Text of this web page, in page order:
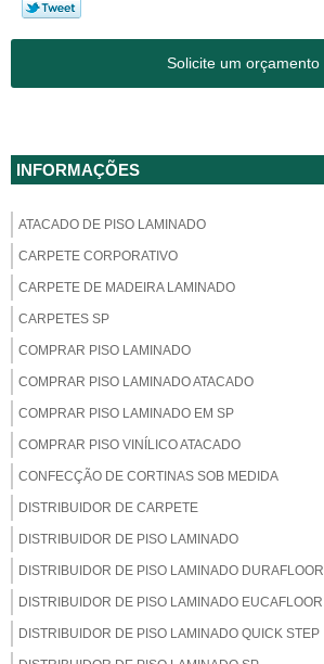
Solicite um orçamento
INFORMAÇÕES
ATACADO DE PISO LAMINADO
CARPETE CORPORATIVO
CARPETE DE MADEIRA LAMINADO
CARPETES SP
COMPRAR PISO LAMINADO
COMPRAR PISO LAMINADO ATACADO
COMPRAR PISO LAMINADO EM SP
COMPRAR PISO VINÍLICO ATACADO
CONFECÇÃO DE CORTINAS SOB MEDIDA
DISTRIBUIDOR DE CARPETE
DISTRIBUIDOR DE PISO LAMINADO
DISTRIBUIDOR DE PISO LAMINADO DURAFLOOR
DISTRIBUIDOR DE PISO LAMINADO EUCAFLOOR
DISTRIBUIDOR DE PISO LAMINADO QUICK STEP